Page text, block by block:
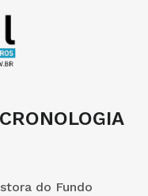
do Fundo